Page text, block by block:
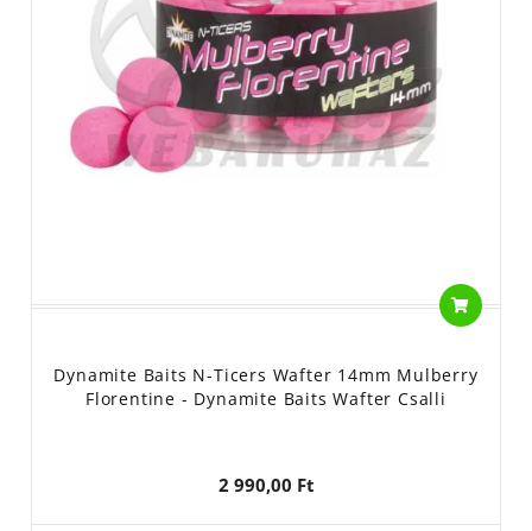
Dynamite Baits N-Ticers Wafter 14mm Mulberry
Florentine - Dynamite Baits Wafter Csalli
2 990,00 Ft